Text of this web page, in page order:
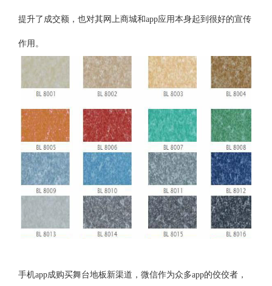
提升了成交额，也对其网上商城和app应用本身起到很好的宣传
作用。
手机app成购买舞台地板新渠道，微信作为众多app的佼佼者，